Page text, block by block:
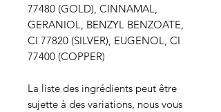
77480 (GOLD), CINNAMAL,
GERANIOL, BENZYL BENZOATE,
CI 77820 (SILVER), EUGENOL, CI
77400 (COPPER)
La liste des ingrédients peut être
sujette à des variations, nous vous